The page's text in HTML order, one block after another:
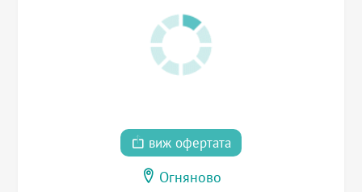
виж офертата
Огняново